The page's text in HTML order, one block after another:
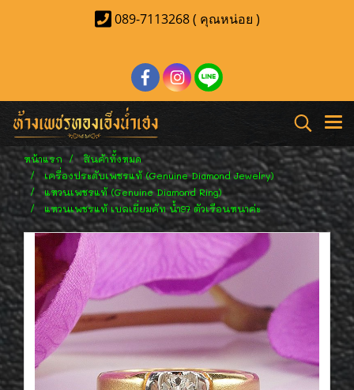
089-7113268 ( คุณหน่อย )
หน้าแรก
สินค้าทั้งหมด
เครื่องประดับเพชรแท้ (Genuine Diamond Jewelry)
แหวนเพชรแท้ (Genuine Diamond Ring)
แหวนเพชรแท้ เบลเยี่ยมคัท น้ำ97 ตัวเรือนหนาค่ะ